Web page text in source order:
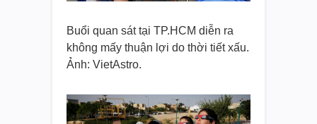
Buổi quan sát tại TP.HCM diễn ra
không mấy thuận lợi do thời tiết xấu.
Ảnh: VietAstro.